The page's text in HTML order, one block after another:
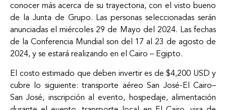
conocer más acerca de su trayectoria, con el visto bueno
de la Junta de Grupo. Las personas seleccionadas serán
anunciadas el miércoles 29 de Mayo del 2024. Las fechas
de la Conferencia Mundial son del 17 al 23 de agosto de
2024, y se estará realizando en el Cairo – Egipto.
El costo estimado que deben invertir es de $4,200 USD y
cubre lo siguiente: transporte aéreo San José-El Cairo–
San José, inscripción al evento, hospedaje, alimentación